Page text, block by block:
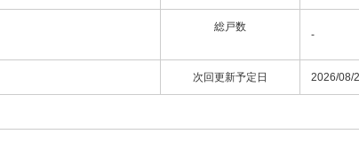
総戸数
-
次回更新予定日 2026/08/